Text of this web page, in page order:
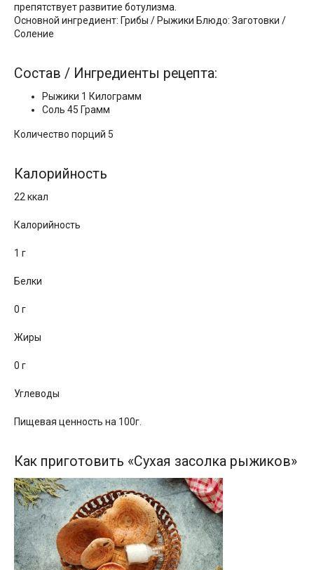
препятствует развитие ботулизма.
Основной ингредиент: Грибы / Рыжики Блюдо: Заготовки /
Соление
Состав / Ингредиенты рецепта:
Рыжики 1 Килограмм
Соль 45 Грамм
Количество порций 5
Калорийность
22 ккал
Калорийность
1 г
Белки
0 г
Жиры
0 г
Углеводы
Пищевая ценность на 100г.
Как приготовить «Сухая засолка рыжиков»